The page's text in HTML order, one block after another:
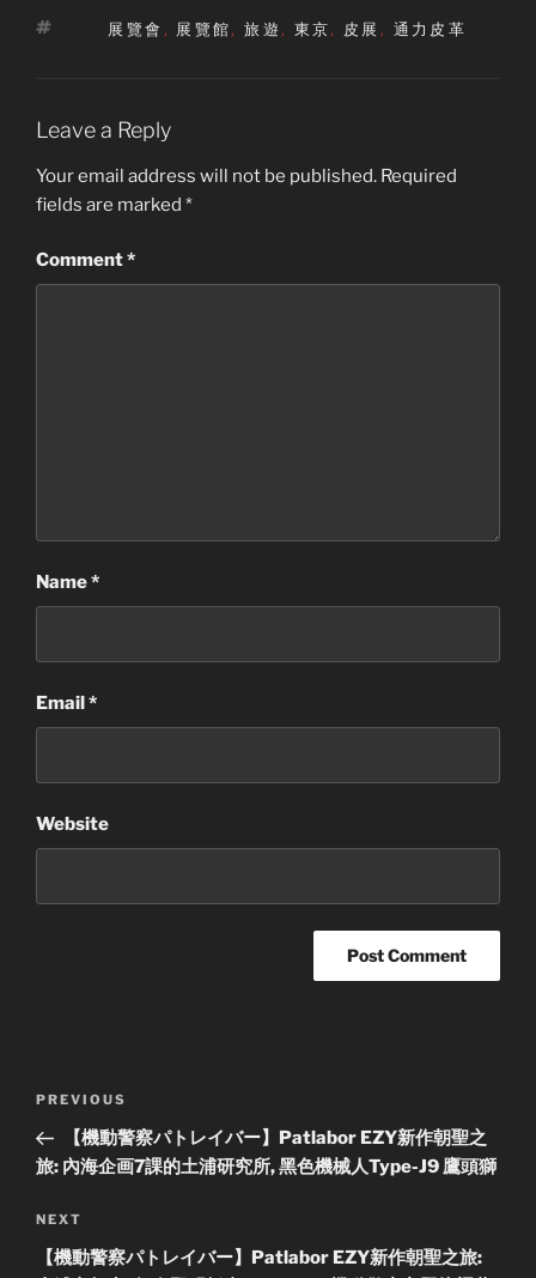
Tags
展覽會 , 展覽館,旅遊 , 東京, 皮展 , 通力皮革
Leave a Reply
Your email address will not be published. Required
fields are marked *
Comment*
Name*
Email*
Website
navigation
Previous
Post
PREVIOUS
【機動警察パトレイバー】Patlabor EZY新作朝聖之
旅: 內海企画7課的土浦研究所, 黑色機械人Type-J9 鷹頭獅
Next
Post
NEXT
【機動警察パトレイバー】Patlabor EZY新作朝聖之旅: